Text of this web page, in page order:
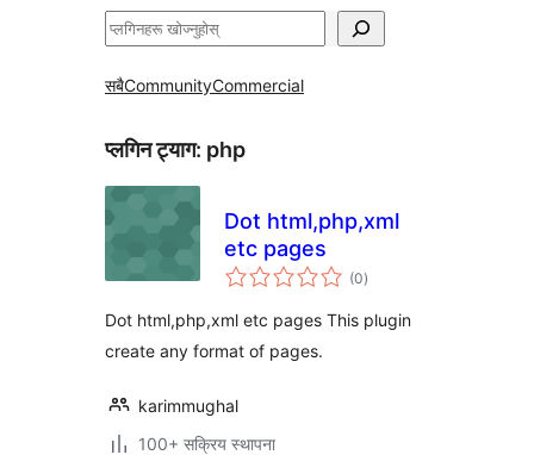
खोज्नुहोस्
सबैCommunityCommercial
प्लगिन ट्याग: php
Dot html,php,xml
etc pages
(0कुल
रेटिङ्गहरू
)
Dot html,php,xml etc pages This plugin
create any format of pages.
karimmughal
100+ सक्रिय स्थापना